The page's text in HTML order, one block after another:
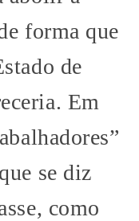
forma que
de
Em
se diz
como